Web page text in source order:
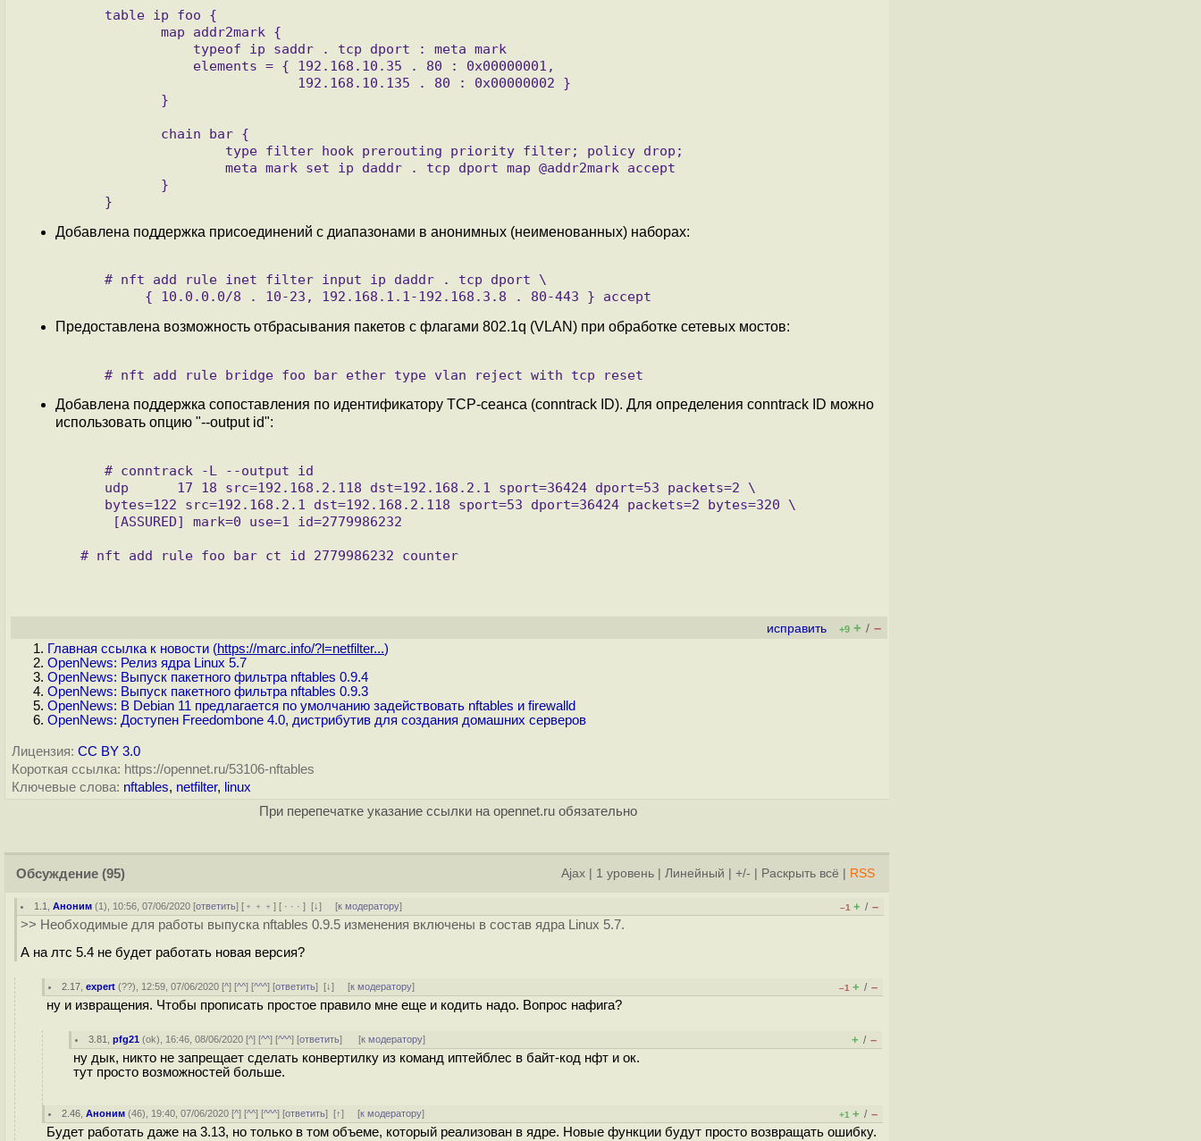
Добавлена поддержка присоединений с диапазонами в анонимных (неименованных) наборах:
Предоставлена возможность отбрасывания пакетов с флагами 802.1q (VLAN) при обработке сетевых мостов:
Добавлена поддержка сопоставления по идентификатору TCP-сеанса (conntrack ID). Для определения conntrack ID можно
использовать опцию "--output id":
исправить +9 + / –
Главная ссылка к новости (https://marc.info/?l=netfilter...)
OpenNews: Релиз ядра Linux 5.7
OpenNews: Выпуск пакетного фильтра nftables 0.9.4
OpenNews: Выпуск пакетного фильтра nftables 0.9.3
OpenNews: В Debian 11 предлагается по умолчанию задействовать nftables и firewalld
OpenNews: Доступен Freedombone 4.0, дистрибутив для создания домашних серверов
Лицензия: CC BY 3.0
Короткая ссылка: https://opennet.ru/53106-nftables
Ключевые слова: nftables, netfilter, linux
При перепечатке указание ссылки на opennet.ru обязательно
Обсуждение (95) Ajax 1 уровень Линейный +/- Раскрыть всё RSS
1.1 ,Аноним (1), 10:56, 07/06/2020 [ответить] [ ﹢﹢﹢] [ · · ·][↓] [к модератору] –1 + / –
>> Необходимые для работы выпуска nftables 0.9.5 изменения включены в состав ядра Linux 5.7.
А на лтс 5.4 не будет работать новая версия?
2.17 ,expert (??), 12:59, 07/06/2020 [^] [^^] [^^^] [ответить][↓] [к модератору] –1 + / –
ну и извращения. Чтобы прописать простое правило мне еще и кодить надо. Вопрос нафига?
3.81 ,pfg21 (ok), 16:46, 08/06/2020 [^] [^^] [^^^] [ответить] [к модератору] + / –
ну дык, никто не запрещает сделать конвертилку из команд иптейблес в байт-код нфт и ок.
тут просто возможностей больше.
2.46 ,Аноним (46), 19:40, 07/06/2020 [^] [^^] [^^^] [ответить][↑] [к модератору] +1 + / –
Будет работать даже на 3.13, но только в том объеме, который реализован в ядре. Новые функции будут просто возвращать ошибку.